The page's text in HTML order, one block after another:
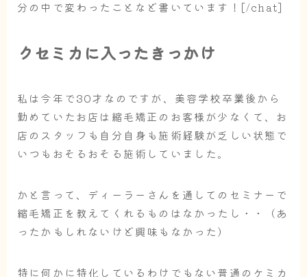
分の中で変わったことなど書いています！[/chat]
クセミカに入ったきっかけ
私は今年で30才なのですが、美容学校卒業後から
勤めていたお店は縮毛矯正のお客様が少なくて、お
店のスタッフも自分自身も施術経験が乏しい状態で
いつもおそるおそる施術していました。
かと言って、ディーラーさんを通してのセミナーで
縮毛矯正を教えてくれるものはなかったし・・（あ
ったかもしれないけど興味もなかった）
特に何かに特化しているわけでもない普通のケミカ